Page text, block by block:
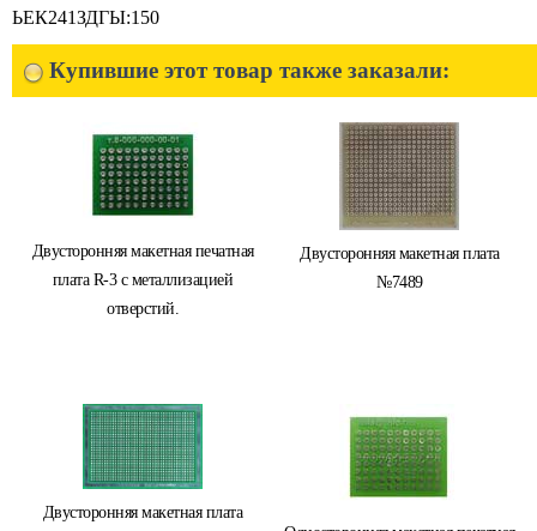
ЬЕК241ЗДГЫ:150
Купившие этот товар также заказали:
Двусторонняя макетная печатная
плата R-3 с металлизацией
отверстий.
Двусторонняя макетная плата
№7489
Двусторонняя макетная плата